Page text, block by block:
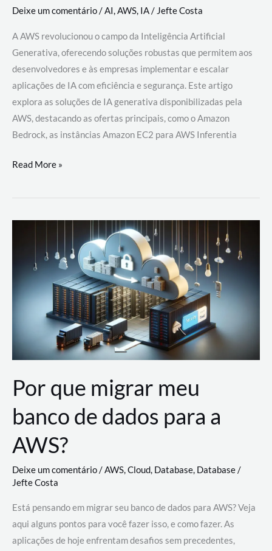
Deixe um comentário/AI,AWS, IA/Jefte Costa
A AWS revolucionou o campo da Inteligência Artificial
Generativa, oferecendo soluções robustas que permitem aos
desenvolvedores e às empresas implementar e escalar
aplicações de IA com eficiência e segurança. Este artigo
explora as soluções de IA generativa disponibilizadas pela
AWS, destacando as ofertas principais, como o Amazon
Bedrock, as instâncias Amazon EC2 para AWS Inferentia
Utilizando
Soluções
AWS
Read More »
Por que migrar meu
banco de dados para a
AWS?
Deixe um comentário/AWS,Cloud, Database, Database/
Jefte Costa
Está pensando em migrar seu banco de dados para AWS? Veja
aqui alguns pontos para você fazer isso, e como fazer. As
aplicações de hoje enfrentam desafios sem precedentes,